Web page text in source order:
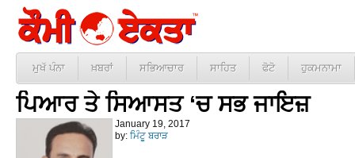
ਮੁਖੱ ਪੰਨਾ ਖ਼ਬਰਾਂ ਸਭਿਆਚਾਰ ਸਾਹਿਤ ਫੋਟੋ ਹੁਕਮਨਾਮਾ
ਪਿਆਰ ਤੇ ਸਿਆਸਤ ‘ਚ ਸਭ ਜਾਇਜ਼
January 19, 2017
by: ਮਿੰਟੂ ਬਰਾੜ